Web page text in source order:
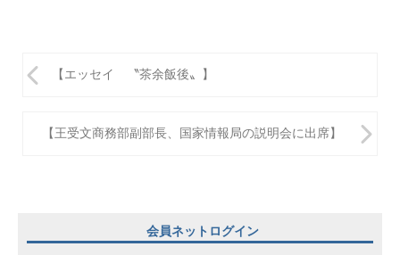
投
シ
【エッセイ 〝茶余飯後〟】
【王受文商務部副部長、国家情報局の説明会に出席】
会員ネットログイン